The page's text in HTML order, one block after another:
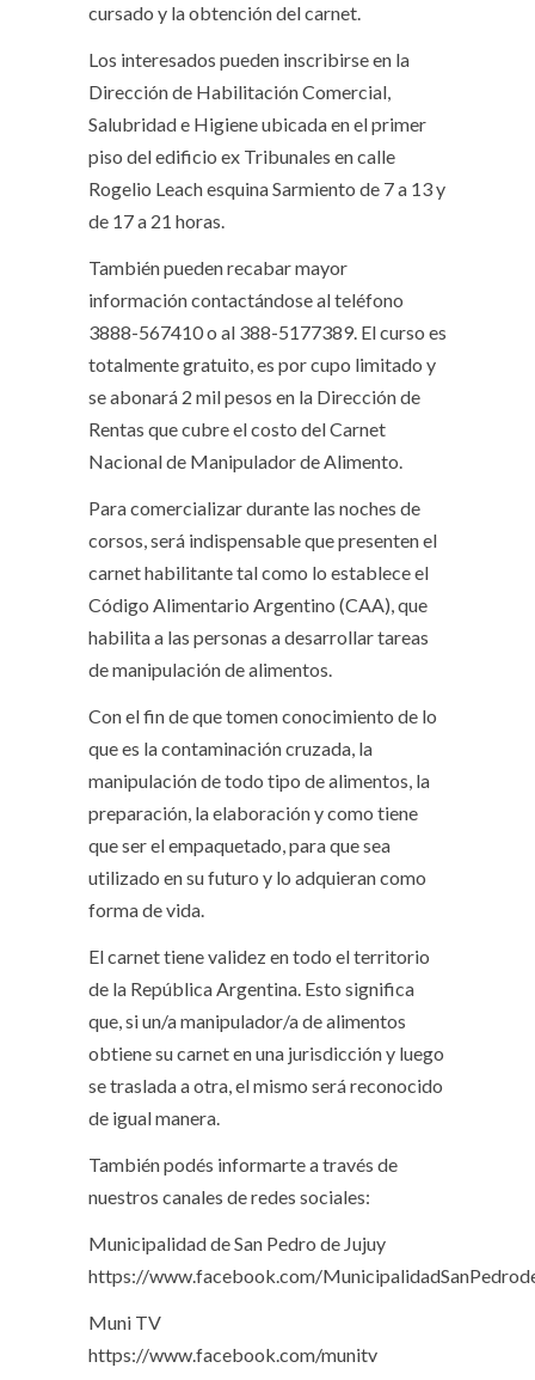
cursado y la obtención del carnet.
Los interesados pueden inscribirse en la
Dirección de Habilitación Comercial,
Salubridad e Higiene ubicada en el primer
piso del edificio ex Tribunales en calle
Rogelio Leach esquina Sarmiento de 7 a 13 y
de 17 a 21 horas.
También pueden recabar mayor
información contactándose al teléfono
3888-567410 o al 388-5177389. El curso es
totalmente gratuito, es por cupo limitado y
se abonará 2 mil pesos en la Dirección de
Rentas que cubre el costo del Carnet
Nacional de Manipulador de Alimento.
Para comercializar durante las noches de
corsos, será indispensable que presenten el
carnet habilitante tal como lo establece el
Código Alimentario Argentino (CAA), que
habilita a las personas a desarrollar tareas
de manipulación de alimentos.
Con el fin de que tomen conocimiento de lo
que es la contaminación cruzada, la
manipulación de todo tipo de alimentos, la
preparación, la elaboración y como tiene
que ser el empaquetado, para que sea
utilizado en su futuro y lo adquieran como
forma de vida.
El carnet tiene validez en todo el territorio
de la República Argentina. Esto significa
que, si un/a manipulador/a de alimentos
obtiene su carnet en una jurisdicción y luego
se traslada a otra, el mismo será reconocido
de igual manera.
También podés informarte a través de
nuestros canales de redes sociales:
Municipalidad de San Pedro de Jujuy
https://www.facebook.com/
Muni TV
https://www.facebook.com/munitv